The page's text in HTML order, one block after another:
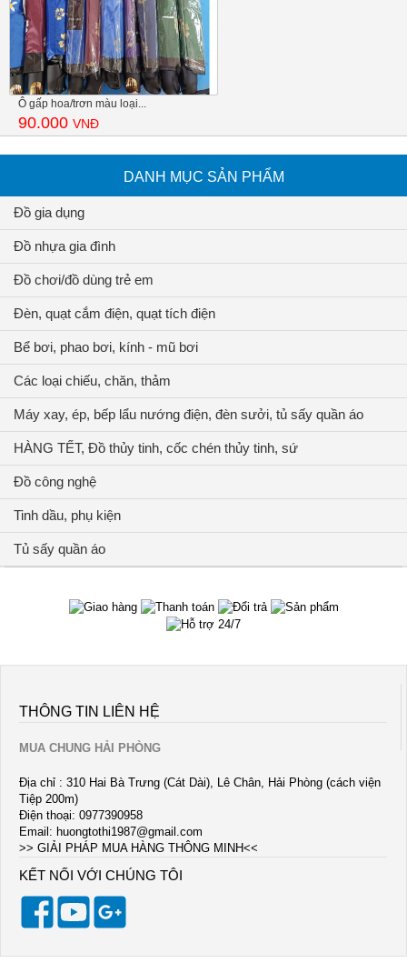
Ô gấp hoa/trơn màu loại...
90.000 VNĐ
DANH MỤC SẢN PHẨM
Đồ gia dụng
Đồ nhựa gia đình
Đồ chơi/đồ dùng trẻ em
Đèn, quạt cắm điện, quạt tích điện
Bể bơi, phao bơi, kính - mũ bơi
Các loại chiếu, chăn, thảm
Máy xay, ép, bếp lẩu nướng điện, đèn sưởi, tủ sấy quần áo
HÀNG TẾT, Đồ thủy tinh, cốc chén thủy tinh, sứ
Đồ công nghệ
Tinh dầu, phụ kiện
Tủ sấy quần áo
THÔNG TIN LIÊN HỆ
MUA CHUNG HẢI PHÒNG
Địa chỉ : 310 Hai Bà Trưng (Cát Dài), Lê Chân, Hải Phòng (cách viện
Tiệp 200m)
Điện thoại: 0977390958
Email: huongtothi1987@gmail.com
>> GIẢI PHÁP MUA HÀNG THÔNG MINH<<
KẾT NỐI VỚI CHÚNG TÔI